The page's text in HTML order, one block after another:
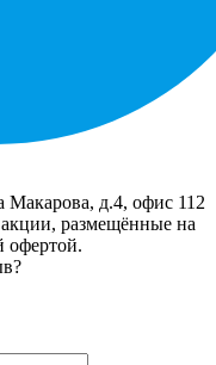
Макарова, д.4, офис 112
размещённые на
офертой.